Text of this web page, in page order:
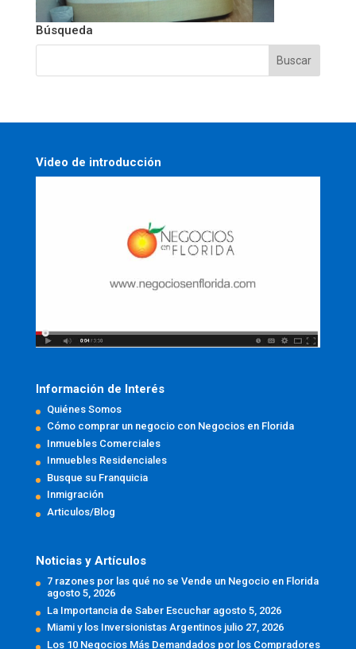
Búsqueda
Video de introducción
Información de Interés
Quiénes Somos
Cómo comprar un negocio con Negocios en Florida
Inmuebles Comerciales
Inmuebles Residenciales
Busque su Franquicia
Inmigración
Articulos/Blog
Noticias y Artículos
7 razones por las qué no se Vende un Negocio en Florida
agosto 5, 2026
La Importancia de Saber Escuchar agosto 5, 2026
Miami y los Inversionistas Argentinos julio 27, 2026
Los 10 Negocios Más Demandados por los Compradores